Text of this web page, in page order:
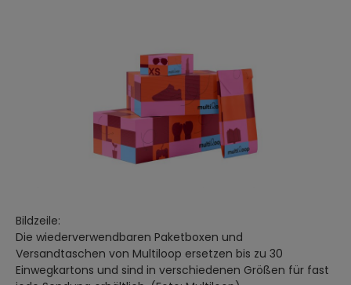
Bildzeile:
Die wiederverwendbaren Paketboxen und
Versandtaschen von Multiloop ersetzen bis zu 30
Einwegkartons und sind in verschiedenen Größen für fast